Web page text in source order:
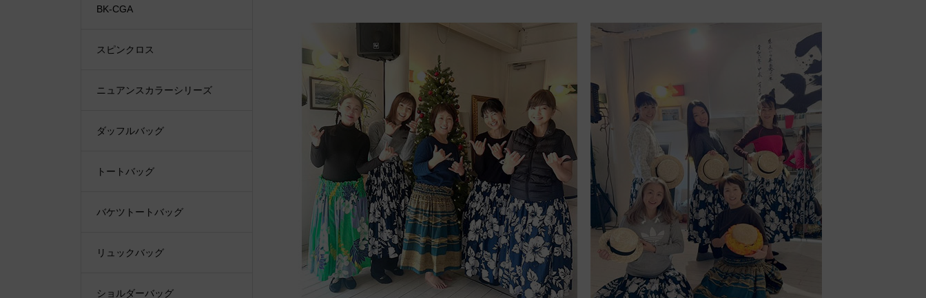
BK-CGA
スピンクロス
ニュアンスカラーシリーズ
ダッフルバッグ
トートバッグ
バケツトートバッグ
リュックバッグ
ショルダーバッグ